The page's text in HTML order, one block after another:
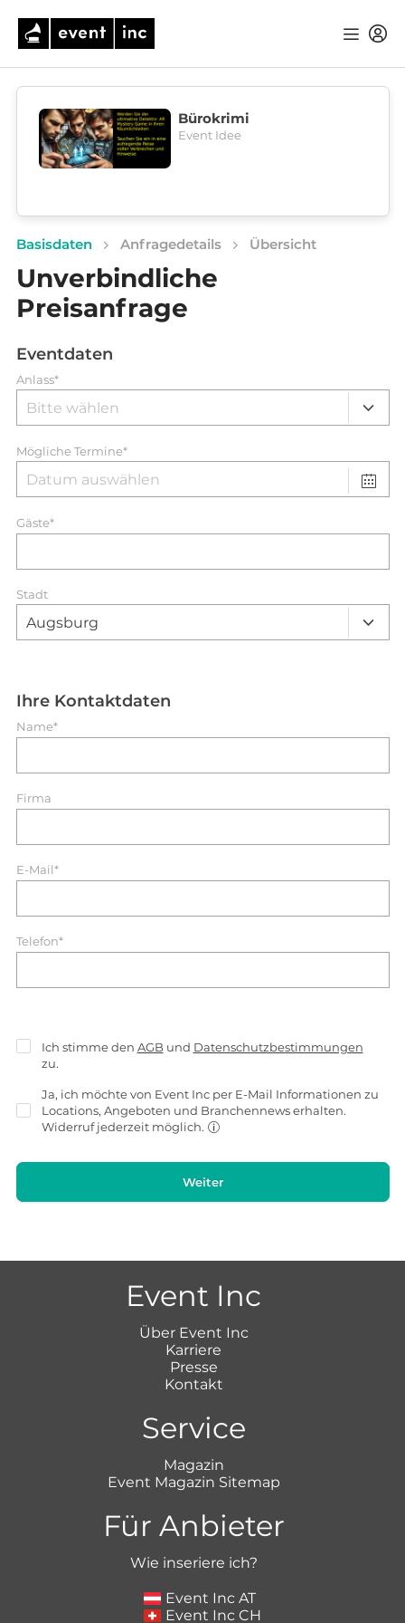
Bürokrimi
Event Idee
Basisdaten Anfragedetails Übersicht
Unverbindliche
Preisanfrage
Eventdaten
Anlass*
Mögliche Termine*
Gäste*
Stadt
Ihre Kontaktdaten
Name*
Firma
E-Mail*
Telefon*
Ich stimme den AGB und Datenschutzbestimmungen
zu.
Ja, ich möchte von Event Inc per E-Mail Informationen zu
Locations, Angeboten und Branchennews erhalten.
Widerruf jederzeit möglich.
Weiter
Event Inc
Über Event Inc
Karriere
Presse
Kontakt
Service
Magazin
Event Magazin Sitemap
Für Anbieter
Wie inseriere ich?
Event Inc AT
Event Inc CH